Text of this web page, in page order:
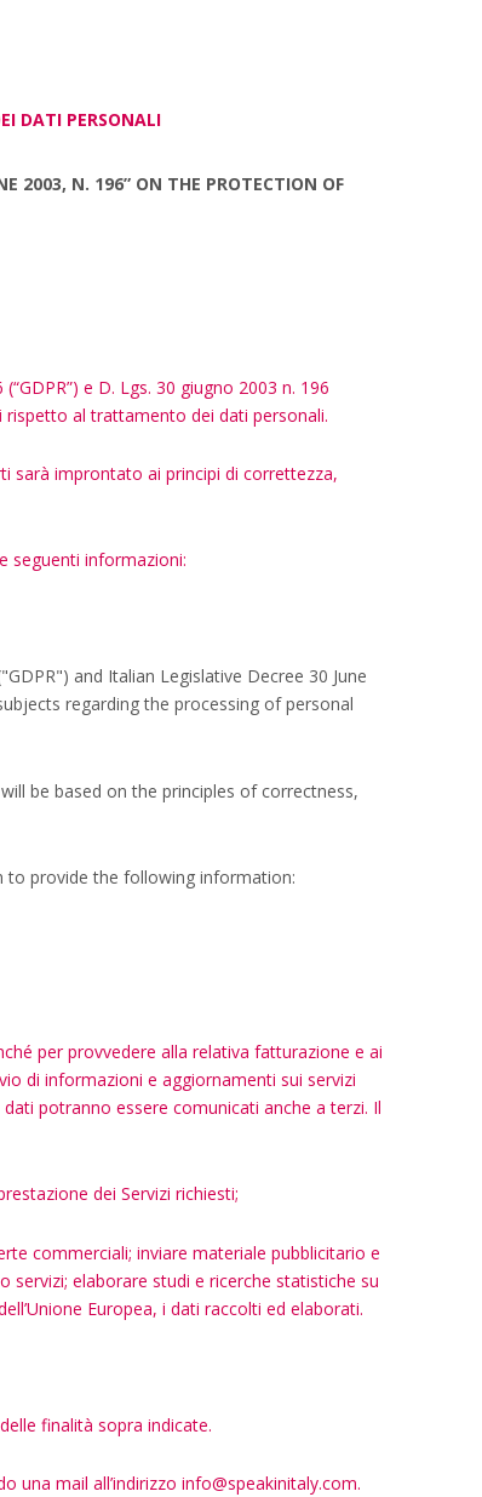
DATI PERSONALI
2003, N. 196” ON THE PROTECTION OF
e D. Lgs. 30 giugno 2003 n. 196
rispetto al trattamento dei dati personali.
sarà improntato ai principi di correttezza,
seguenti informazioni:
and Italian Legislative Decree 30 June
regarding the processing of personal
be based on the principles of correctness,
to provide the following information:
per provvedere alla relativa fatturazione e ai
di informazioni e aggiornamenti sui servizi
potranno essere comunicati anche a terzi. Il
dei Servizi richiesti;
commerciali; inviare materiale pubblicitario e
elaborare studi e ricerche statistiche su
Europea, i dati raccolti ed elaborati.
finalità sopra indicate.
una mail all’indirizzo info@speakinitaly.com.